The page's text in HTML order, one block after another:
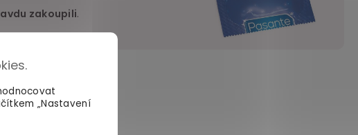
„Nastavení
zakoupili.
kteří jsou prokletí